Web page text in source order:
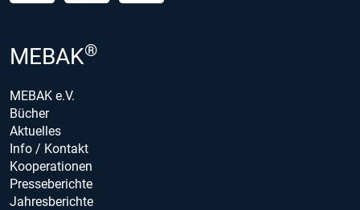
MEBAK®
MEBAK e.V.
Bücher
Aktuelles
Info / Kontakt
Kooperationen
Presseberichte
Jahresberichte